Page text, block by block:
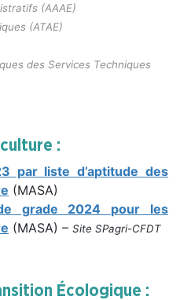
(AAAE)
(ATAE)
des Services Techniques
:
par liste d’aptitude des
(MASA)
grade 2024 pour les
(MASA) – Site SPagri-CFDT
Écologique :